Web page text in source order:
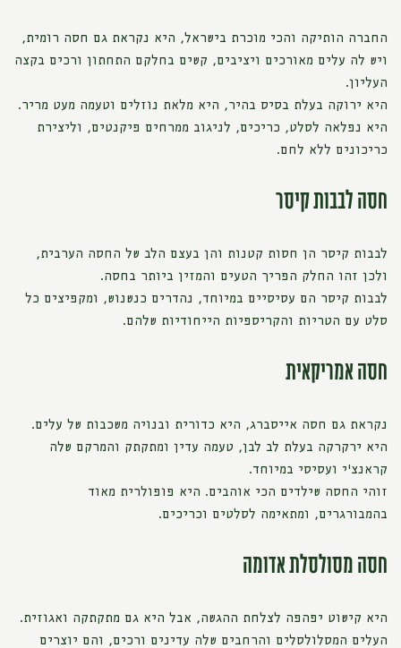
החברה הותיקה והכי מוכרת בישראל, היא נקראת גם חסה רומית,
ויש לה עלים מאורכים ויציבים, קשים בחלקם התחתון ורכים בקצה
העליון.
היא ירוקה בעלת בסיס בהיר, היא מלאת נוזלים וטעמה מעט מריר.
היא נפלאה לסלט, כריכים, לניגוב ממרחים פיקנטים, וליצירת
כריכונים ללא לחם.
חסה לבבות קיסר
לבבות קיסר הן חסות קטנות והן בעצם הלב של החסה הערבית,
ולכן זהו החלק הפריך הטעים והמזין ביותר בחסה.
לבבות קיסר הם עסיסיים במיוחד, נהדרים כנשנוש, ומקפיצים כל
סלט עם הטריות והקריספיות הייחודיות שלהם.
חסה אמריקאית
נקראת גם חסה אייסברג, היא כדורית ובנויה משכבות של עלים.
היא ירקרקה בעלת לב לבן, טעמה עדין ומתקתק והמרקם שלה
קראנצ'י ועסיסי במיוחד.
זוהי החסה שילדים הכי אוהבים. היא פופולרית מאוד
בהמבורגרים, ומתאימה לסלטים וכריכים.
חסה מסולסלת אדומה
היא קישוט יפהפה לצלחת ההגשה, אבל היא גם מתקתקה ואגוזית.
העלים המסלולסלים והרחבים שלה עדינים ורכים, והם יוצרים